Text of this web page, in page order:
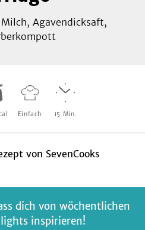
Agavendicksaft,
Einfach 15 Min.
von SevenCooks
dich von wöchentlichen
inspirieren!